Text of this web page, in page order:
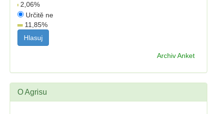
2,06%
Určitě ne
11,85%
Archiv Anket
O Agrisu